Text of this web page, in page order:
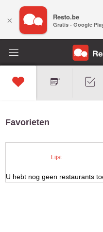
Favorieten
Lijst
U hebt nog geen restaurants
× Resto.be
Gratis - Google